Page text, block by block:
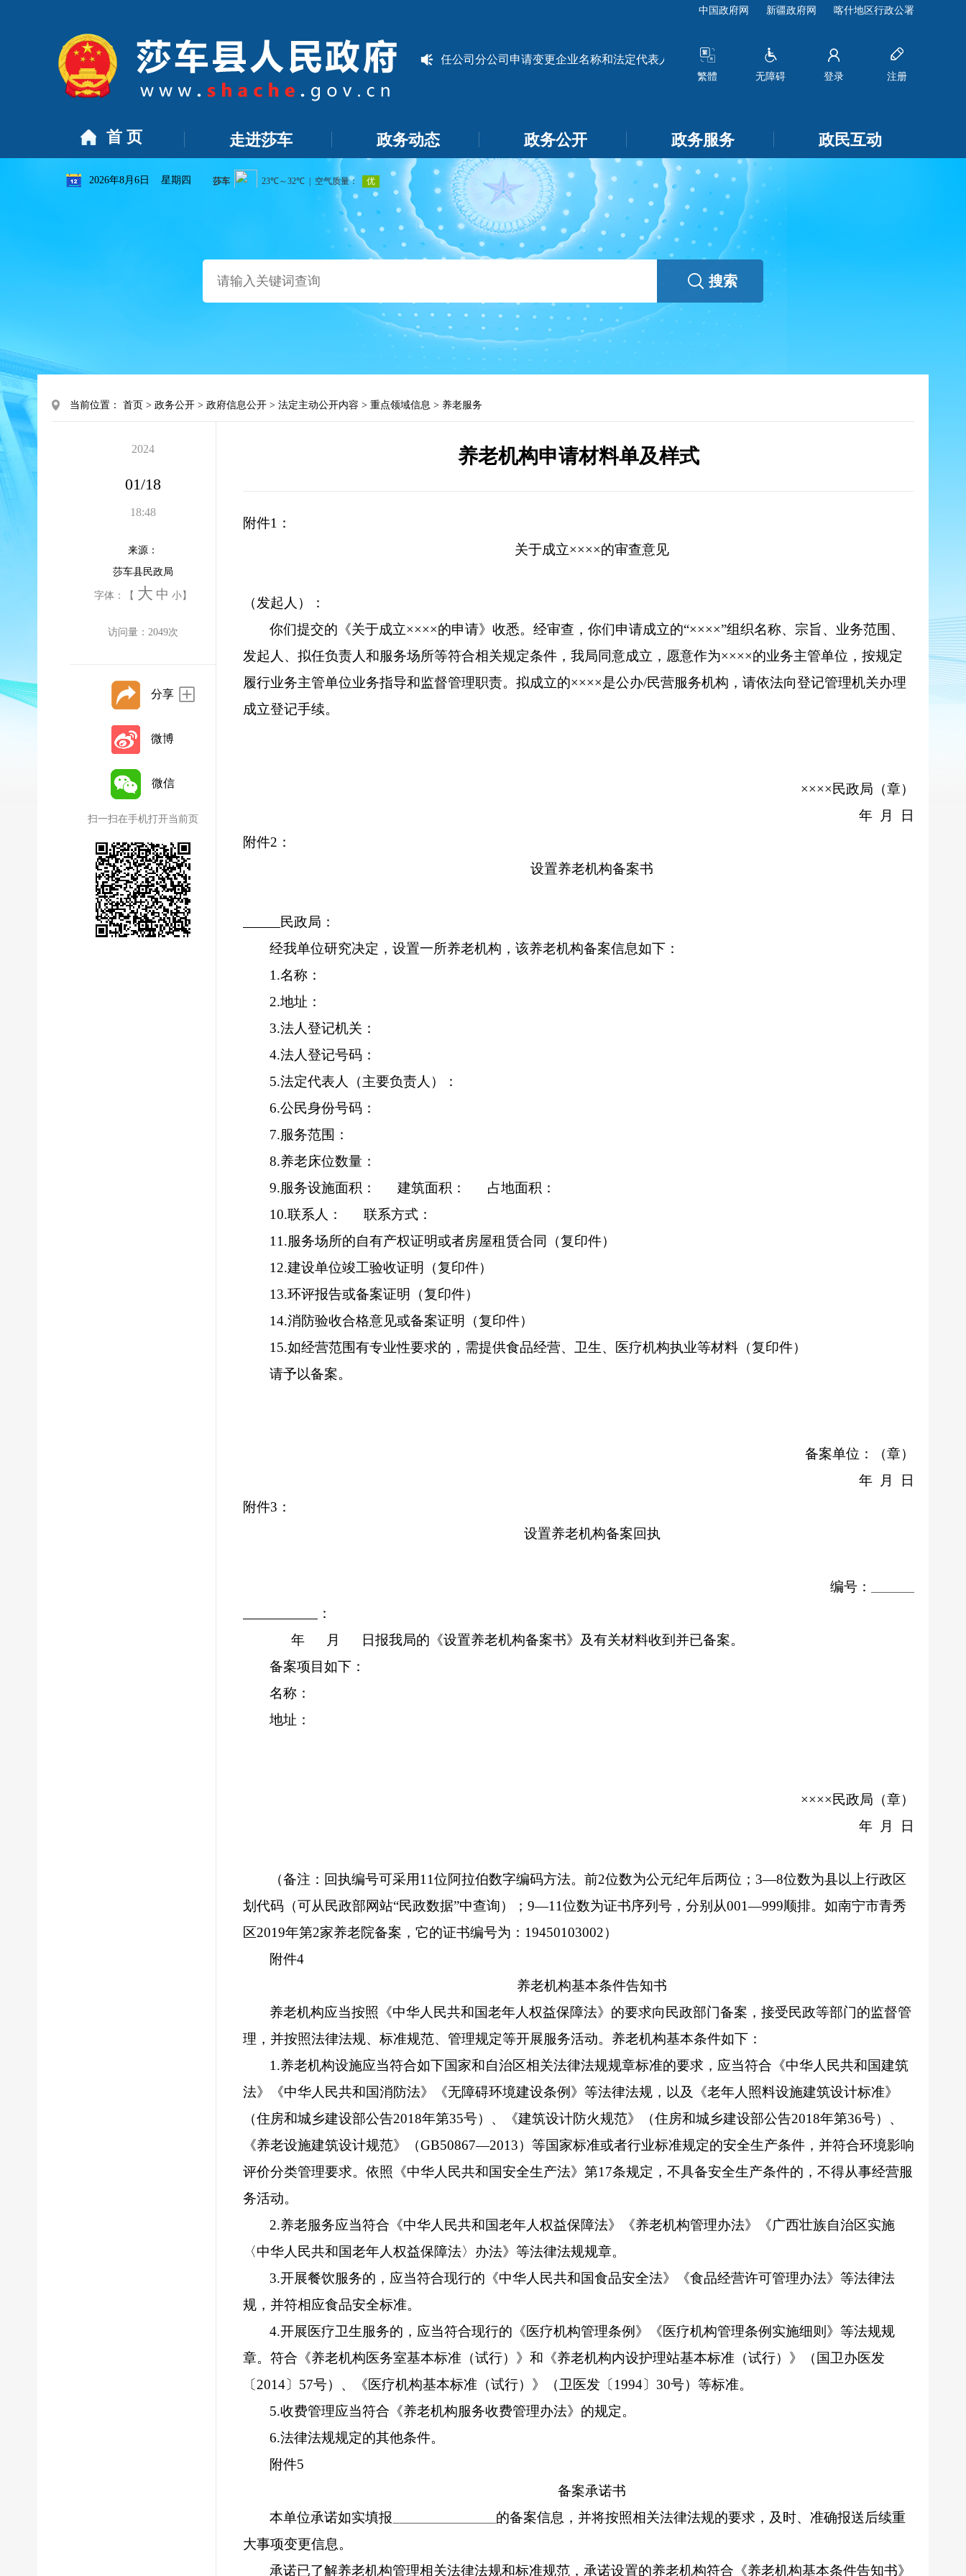
中国政府网 新疆政府网 喀什地区行政公署
莎车县2026年幼儿园学区划分方案 [2026-07-16] 关于莎车鸿达农业有限责任公司分公司申请变更企业名称和法定代表人的公示 [2026-07-22] 关于莎车县2026-2030年国有农用地发
繁體 无障碍 登录 注册
首 页 走进莎车 政务动态 政务公开 政务服务 政民互动
2026年8月6日 星期四
搜索
当前位置： 首页 > 政务公开 > 政府信息公开 > 法定主动公开内容 > 重点领域信息 > 养老服务
2024
01/18
18:48
来源：
莎车县民政局
字体：【 大 中 小】
访问量： 2049次
分享
微博
微信
扫一扫在手机打开当前页
养老机构申请材料单及样式
附件1：
关于成立××××的审查意见
（发起人）：
你们提交的《关于成立××××的申请》收悉。经审查，你们申请成立的“××××”组织名称、宗旨、业务范围、
发起人、拟任负责人和服务场所等符合相关规定条件，我局同意成立，愿意作为××××的业务主管单位，按规定
履行业务主管单位业务指导和监督管理职责。拟成立的××××是公办/民营服务机构，请依法向登记管理机关办理
成立登记手续。
×××× 民政局（章）
年
月 日
附件2：
设置养老机构备案书
民政局：
经我单位研究决定，设置一所养老机构，该养老机构备案信息如下：
1 .名称：
2.地址：
3.法人登记机关：
4.法人登记号码：
5.法定代表人（主要负责人）：
6.公民身份号码：
7.服务范围：
8.养老床位数量：
9.服务设施面积：建筑面积： 占地面积：
10.联系人：联系方式：
11 .服务场所的自有产权证明或者房屋租赁合同（复印件）
12.建设单位竣工验收证明（复印件）
13.环评报告或备案证明（复印件）
14.消防验收合格意见或备案证明（复印件）
15.如经营范围有专业性要求的，需提供食品经营、卫生、医疗机构执业等材料（复印件）
请予以备案。
备案单位：（章）
年
月 日
附件3：
设置养老机构备案回执
编号：
：
年
月
日报我局的《设置养老机构备案书》及有关材料收到并已备案。
备案项目如下：
名称：
地址：
×××× 民政局（章）
年
月 日
（备注：回执编号可采用11位阿拉伯数字编码方法。前2位数为公元纪年后两位； 3—8位数为县以上行政区
划代码（可从民政部网站“民政数据”中查询）； 9—11位数为证书序列号，分别从001—999顺排。如南宁市青秀
区2019年第2家养老院备案，它的证书编号为： 19450103002）
附件4
养老机构基本条件告知书
养老机构应当按照《中华人民共和国老年人权益保障法》的要求向民政部门备案，接受民政等部门的监督管
理，并按照法律法规、标准规范、管理规定等开展服务活动。养老机构基本条件如下：
1 .养老机构设施应当符合如下国家和自治区相关法律法规规章标准的要求，应当符合《中华人民共和国建筑
法》《中华人民共和国消防法》《无障碍环境建设条例》等法律法规，以及《老年人照料设施建筑设计标准》
（住房和城乡建设部公告2018年第35号）、《建筑设计防火规范》（住房和城乡建设部公告2018年第36号）、
《养老设施建筑设计规范》（GB50867—2013）等国家标准或者行业标准规定的安全生产条件，并符合环境影响
评价分类管理要求。依照《中华人民共和国安全生产法》第17条规定，不具备安全生产条件的，不得从事经营服
务活动。
2.养老服务应当符合《中华人民共和国老年人权益保障法》《养老机构管理办法》《广西壮族自治区实施
〈中华人民共和国老年人权益保障法〉办法》等法律法规规章。
3.开展餐饮服务的，应当符合现行的《中华人民共和国食品安全法》《食品经营许可管理办法》等法律法
规，并符相应食品安全标准。
4.开展医疗卫生服务的，应当符合现行的《医疗机构管理条例》《医疗机构管理条例实施细则》等法规规
章。符合《养老机构医务室基本标准（试行）》和《养老机构内设护理站基本标准（试行）》（国卫办医发
〔 2014〕 57号）、《医疗机构基本标准（试行）》（卫医发〔 1994〕 30号）等标准。
5.收费管理应当符合《养老机构服务收费管理办法》的规定。
6.法律法规规定的其他条件。
附件5
备案承诺书
本单位承诺如实填报
的备案信息，并将按照相关法律法规的要求，及时、准确报送后续重
大事项变更信息。
承诺已了解养老机构管理相关法律法规和标准规范，承诺设置的养老机构符合《养老机构基本条件告知书》